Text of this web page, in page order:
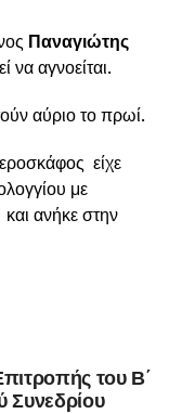
Παναγιώτης
αγνοείται.
αύριο το πρωί.
είχε
με
ανήκε στην
του Β΄
Συνεδρίου